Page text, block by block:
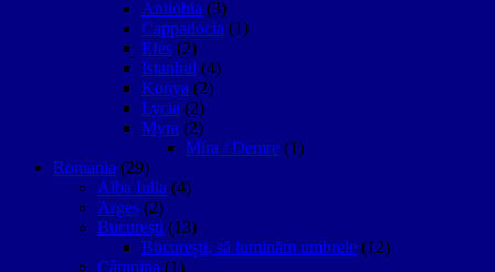
Antiohia (3)
Cappadocia (1)
Efes (2)
Istanbul (4)
Konya (2)
Lycia (2)
Myra (2)
Mira / Demre (1)
Romania (29)
Alba Iulia (4)
Argeș (2)
București (13)
București, să luminăm umbrele (12)
Câmpina (1)